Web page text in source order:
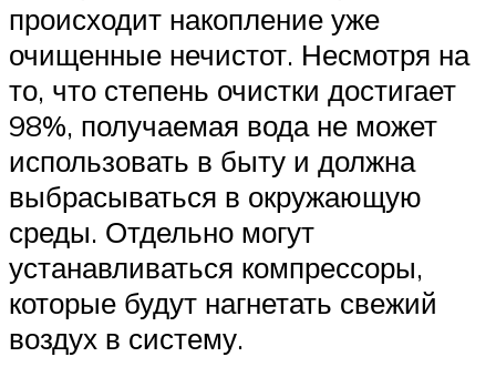
происходит накопление уже
очищенные нечистот. Несмотря на
то, что степень очистки достигает
98%, получаемая вода не может
использовать в быту и должна
выбрасываться в окружающую
среды. Отдельно могут
устанавливаться компрессоры,
которые будут нагнетать свежий
воздух в систему.